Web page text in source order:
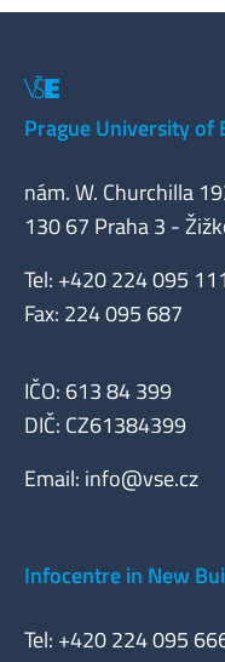
Prague University of
nám. W. Churchilla
130 67 Praha 3 -
Tel: +420 224 095 111
Fax: 224 095 687
IČO: 613 84 399
DIČ: CZ61384399
Email: info@vse.cz
Infocentre in New
Tel: +420 224 095